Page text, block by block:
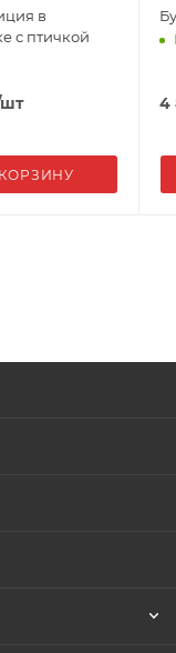
в
с птичкой
4